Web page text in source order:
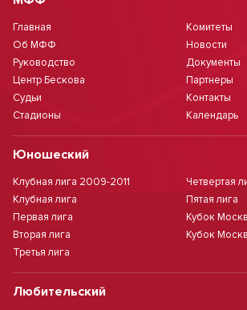
Главная
Об МФФ
Руководство
Центр Бескова
Судьи
Стадионы
Комитеты
Новости
Документы
Партнеры
Контакты
Календарь
Юношеский
Клубная лига 2009-2011
Клубная лига
Первая лига
Вторая лига
Третья лига
Четвертая
Пятая лига
Кубок
Кубок
Любительский